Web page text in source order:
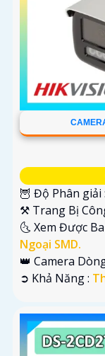
🦉 Độ Phân giải :
⚒ Trang Bị
🌜 Xem Được
Ngoại SMD.
👑 Camera
️➲ Khả Năng :